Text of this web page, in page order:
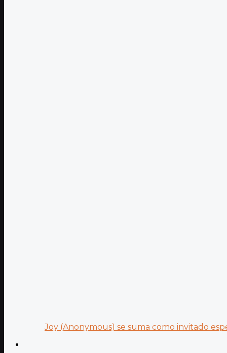
Joy (Anonymous) se suma como invitado